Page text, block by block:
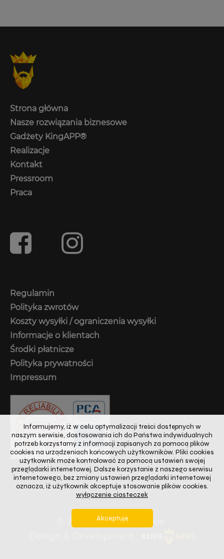
Strona główna
Nasze rozwiązania biznesowe
Gadżety KingAPP®
Realizacje
Kontakt
Pressroom
Praca
Regulamin
Polityka zwrotów
Koszty wysyłki / ograniczenia wysyłki
Informacje o klientach
Środki płatnicze
Polityka prywatności
Impressum
Prawo autorskie
Informujemy, iż w celu optymalizacji treści dostępnych w
naszym serwisie, dostosowania ich do Państwa indywidualnych
potrzeb korzystamy z informacji zapisanych za pomocą plików
cookies na urządzeniach końcowych użytkowników. Pliki cookies
użytkownik może kontrolować za pomocą ustawień swojej
przeglądarki internetowej. Dalsze korzystanie z naszego serwisu
internetowego, bez zmiany ustawień przeglądarki internetowej
oznacza, iż użytkownik akceptuje stosowanie plików cookies.
wyłączenie ciasteczek
Akceptuję